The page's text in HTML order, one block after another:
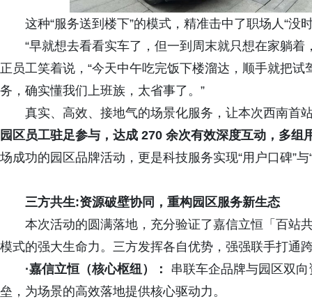
这种“服务送到楼下”的模式，精准击中了职场人“没
“早就想去看看实车了，但一到周末就只想在家躺
正员工笑着说，“今天中午吃完饭下楼溜达，顺手就把试
务，确实懂我们上班族，太省事了。”
真实、高效、接地气的场景化服务，让本次西南首
园区员工驻足参与，达成 270 余次有效深度互动，多组
场成功的园区品牌活动，更是科技服务实现“用户口碑”
三方共生:资源破壁协同，重构园区服务新生态
本次活动的圆满落地，充分验证了嘉信立恒「百站
模式的强大生命力。三方发挥各自优势，强强联手打通
·嘉信立恒（核心枢纽）：
串联车企品牌与园区双
垒，为场景的高效落地提供核心驱动力。